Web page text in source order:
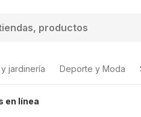
jardinería Deporte y Moda
en línea